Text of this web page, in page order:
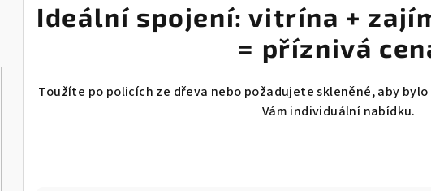
Ideální spojení: vitrína +
= příznivá
Toužíte po policích ze dřeva nebo požadujete skleněné, aby
Vám individuální nabídku.